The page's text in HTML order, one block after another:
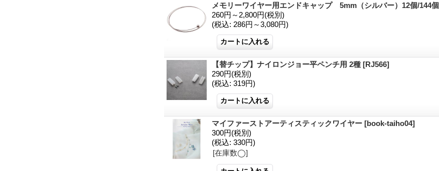
メモリーワイヤー用エンドキャップ 5mm（シルバー）12個/144個
260円～2,800円(税別)
(税込: 286円～3,080円)
【替チップ】ナイロンジョー平ペンチ用 2種 [RJ566]
290円(税別)
(税込: 319円)
マイファーストアーティスティックワイヤー [book-taiho04]
300円(税別)
(税込: 330円)
[在庫数◯]